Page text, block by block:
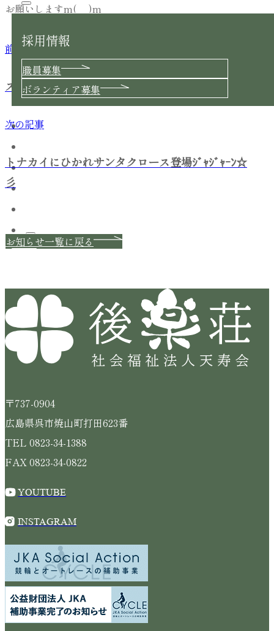
採用情報
採用情報
職員募集
ボランティア募集
交通・アクセス
お願いしますm(__)m
前の記事
スタンド『しずこ』開催中です
次の記事
トナカイにひかれサンタクロース登場ｼﾞｬｼﾞｬｰﾝ☆
彡
お知らせ一覧に戻る
〒737-0904
広島県呉市焼山町打田623番
TEL 0823-34-1388
FAX 0823-34-0822
YOUTUBE
INSTAGRAM